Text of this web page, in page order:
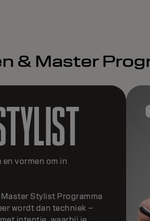
& Master
textuur
vorm en zachtheid
pas aan en creëer